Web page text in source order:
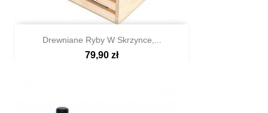
Szybki podgląd
Drewniane Ryby W Skrzynce,...
79,90 zł